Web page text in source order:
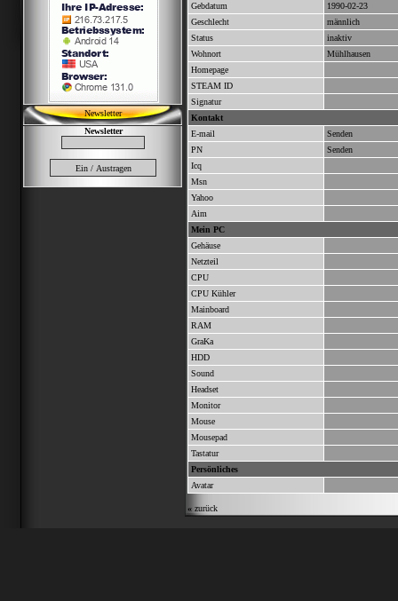
Newsletter
Newsletter
Gebdatum
1990-02-23
Geschlecht
männlich
Status
inaktiv
Wohnort
Mühlhausen
Homepage
STEAM ID
Signatur
Kontakt
E-mail
Senden
PN
Senden
Icq
Msn
Yahoo
Aim
Mein PC
Gehäuse
Netzteil
CPU
CPU Kühler
Mainboard
RAM
GraKa
HDD
Sound
Headset
Monitor
Mouse
Mousepad
Tastatur
Persönliches
Avatar
« zurück